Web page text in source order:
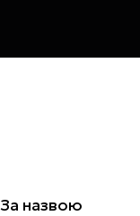
За назвою